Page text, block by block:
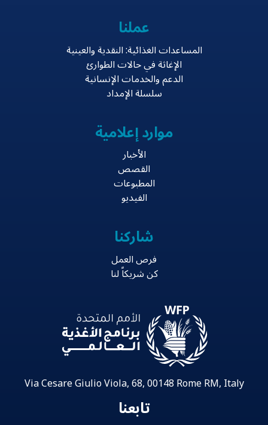
عملنا
المساعدات الغذائية: النقدية والعينية
الإغاثة في حالات الطوارئ
الدعم والخدمات الإنسانية
سلسلة الإمداد
موارد إعلامية
الأخبار
القصص
المطبوعات
الفيديو
شاركنا
فرص العمل
كن شريكاً لنا
Via Cesare Giulio Viola, 68, 00148 Rome RM, Italy
تابعنا